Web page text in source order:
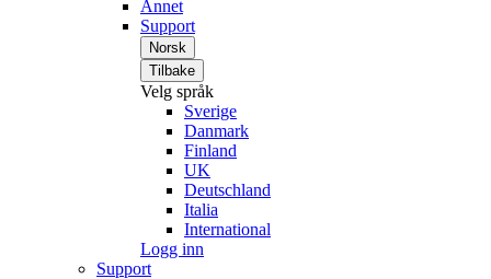
Annet
Support
Norsk
Tilbake
Velg språk
Sverige
Danmark
Finland
UK
Deutschland
Italia
International
Logg inn
Support